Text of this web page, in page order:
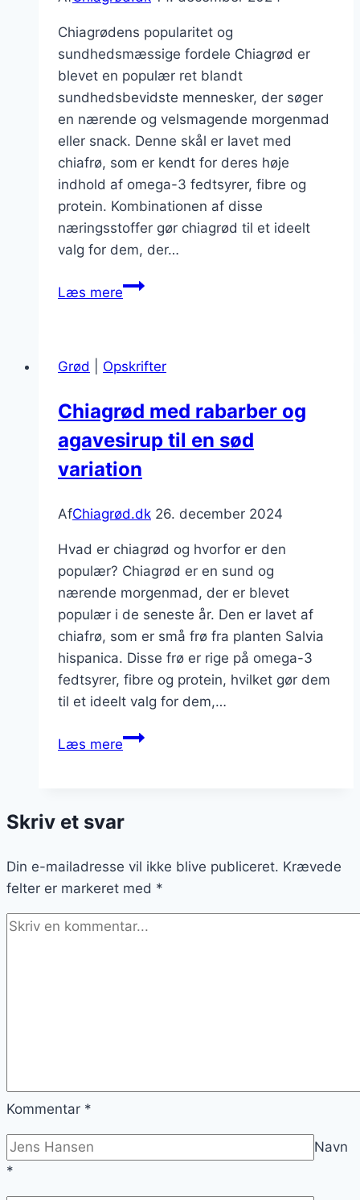
Chiagrødens popularitet og
sundhedsmæssige fordele Chiagrød er
blevet en populær ret blandt
sundhedsbevidste mennesker, der søger
en nærende og velsmagende morgenmad
eller snack. Denne skål er lavet med
chiafrø, som er kendt for deres høje
indhold af omega-3 fedtsyrer, fibre og
protein. Kombinationen af disse
næringsstoffer gør chiagrød til et ideelt
valg for dem, der…
Læs mereChiagrød
og
i
én
Grød Opskrifter
Chiagrød med rabarber og
agavesirup til en sød
variation
AfChiagrød.dk 26. december 2024
Hvad er chiagrød og hvorfor er den
populær? Chiagrød er en sund og
nærende morgenmad, der er blevet
populær i de seneste år. Den er lavet af
chiafrø, som er små frø fra planten Salvia
hispanica. Disse frø er rige på omega-3
fedtsyrer, fibre og protein, hvilket gør dem
til et ideelt valg for dem,…
Læs mereChiagrød
agavesirup
en
sød
variation
Skriv et svar
Din e-mailadresse vil ikke blive publiceret. Krævede
felter er markeret med *
Kommentar *
Navn
*